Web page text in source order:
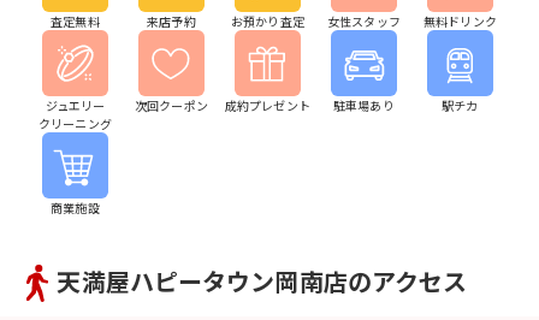
査定無料 来店予約 お預かり査定 女性スタッフ 無料ドリンク
ジュエリー
クリーニング
次回クーポン 成約プレゼント 駐車場あり 駅チカ
商業施設
天満屋ハピータウン岡南店のアクセス